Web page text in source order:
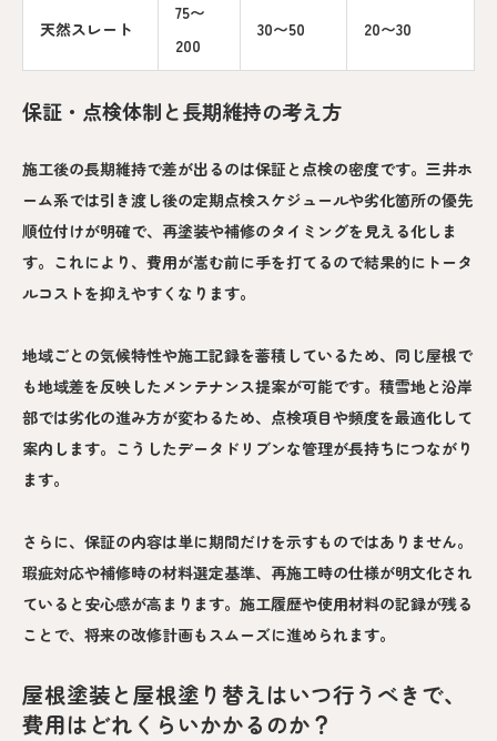
天然スレート
75〜
200
30〜50 20〜30
保証・点検体制と長期維持の考え方
施工後の長期維持で差が出るのは保証と点検の密度です。三井ホ
ーム系では引き渡し後の定期点検スケジュールや劣化箇所の優先
順位付けが明確で、再塗装や補修のタイミングを見える化しま
す。これにより、費用が嵩む前に手を打てるので結果的にトータ
ルコストを抑えやすくなります。
地域ごとの気候特性や施工記録を蓄積しているため、同じ屋根で
も地域差を反映したメンテナンス提案が可能です。積雪地と沿岸
部では劣化の進み方が変わるため、点検項目や頻度を最適化して
案内します。こうしたデータドリブンな管理が長持ちにつながり
ます。
さらに、保証の内容は単に期間だけを示すものではありません。
瑕疵対応や補修時の材料選定基準、再施工時の仕様が明文化され
ていると安心感が高まります。施工履歴や使用材料の記録が残る
ことで、将来の改修計画もスムーズに進められます。
屋根塗装と屋根塗り替えはいつ行うべきで、
費用はどれくらいかかるのか？